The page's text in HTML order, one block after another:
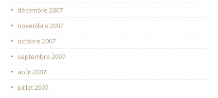
décembre 2007
novembre 2007
octobre 2007
septembre 2007
août 2007
juillet 2007